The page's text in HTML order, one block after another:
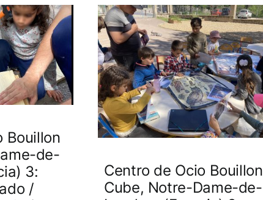
Bouillon
de-
3:
/
Centro de Ocio Bouillon
Cube, Notre-Dame-de-